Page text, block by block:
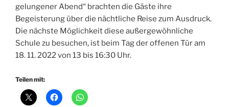
gelungener Abend“ brachten die Gäste ihre
Begeisterung über die nächtliche Reise zum Ausdruck.
Die nächste Möglichkeit diese außergewöhnliche
Schule zu besuchen, ist beim Tag der offenen Tür am
18. 11. 2022 von 13 bis 16:30 Uhr.
Teilen mit: